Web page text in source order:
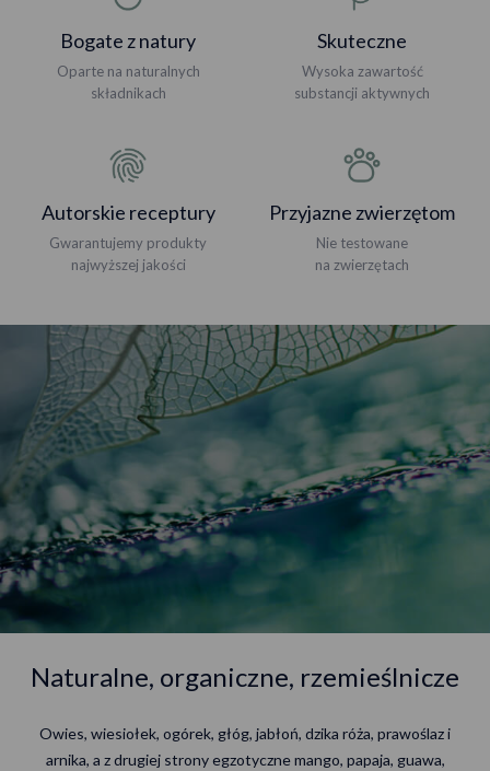
Bogate z natury
Oparte na naturalnych
składnikach
Skuteczne
Wysoka zawartość
substancji aktywnych
Autorskie receptury
Gwarantujemy produkty
najwyższej jakości
Przyjazne zwierzętom
Nie testowane
na zwierzętach
Naturalne, organiczne, rzemieślnicze
Owies, wiesiołek, ogórek, głóg, jabłoń, dzika róża, prawoślaz i
arnika, a z drugiej strony egzotyczne mango, papaja, guawa,